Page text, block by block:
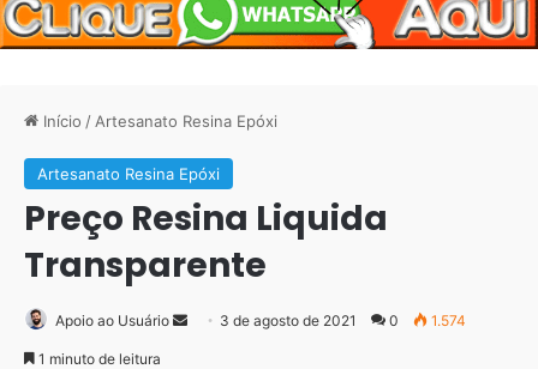
Início / Artesanato Resina Epóxi
Artesanato Resina Epóxi
Preço Resina Liquida
Transparente
Apoio ao Usuário
Mande3 de agosto de 2021 0 1.574
1 minuto de leitura